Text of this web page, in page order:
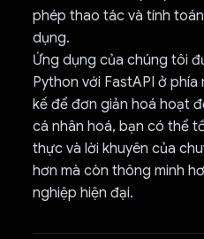
phép thao tác và tính
dụng.
Ứng dụng của chúng tôi
Python với FastAPI ở
kế để đơn giản hoá hoạt
cá nhân hoá, bạn có thể
thực và lời khuyên của
hơn mà còn thông minh
nghiệp hiện đại.